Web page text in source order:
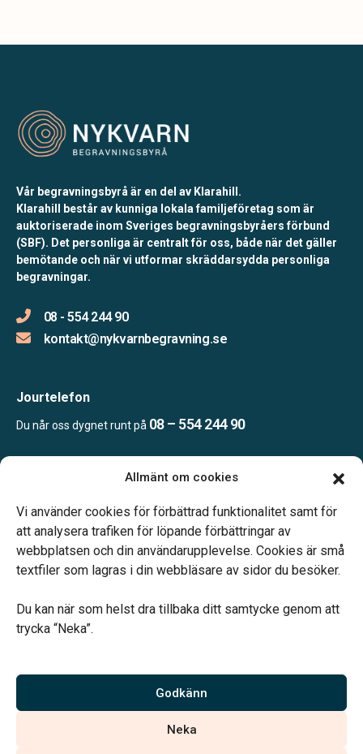
Allmänt om cookies
Vi använder cookies för förbättrad funktionalitet samt för
att analysera trafiken för löpande förbättringar av
webbplatsen och din användarupplevelse. Cookies är små
textfiler som lagras i din webbläsare av sidor du besöker.
Du kan när som helst dra tillbaka ditt samtycke genom att
trycka “Neka”.
Godkänn
Neka
Vår begravningsbyrå är en del av Klarahill.
Klarahill består av kunniga lokala familjeföretag som är
auktoriserade inom Sveriges begravningsbyråers förbund
(SBF). Det personliga är centralt för oss, både när det gäller
bemötande och när vi utformar skräddarsydda personliga
begravningar.
08 - 554 244 90
kontakt@nykvarnbegravning.se
Jourtelefon
Du når oss dygnet runt på 08 – 554 244 90
Mån & Ons: 13.30 – 16.30
Annan tid efter överenskommelse
Vi är auktoriserade av Sveriges Begravningsbyråers Förbund och
har högt ställda krav på utbildning, kvalitet, miljö och arbetsmiljö.